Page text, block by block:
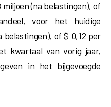
(na belastingen), of
voor het huidige
belastingen), of $ 0,12 per
kwartaal van vorig jaar,
in het bijgevoegde